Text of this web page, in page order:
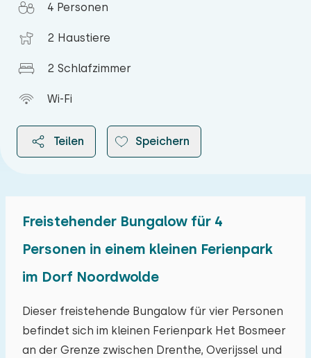
4 Personen
2 Haustiere
2 Schlafzimmer
Wi-Fi
Teilen Speichern
Freistehender Bungalow für 4
Personen in einem kleinen Ferienpark
im Dorf Noordwolde
Dieser freistehende Bungalow für vier Personen
befindet sich im kleinen Ferienpark Het Bosmeer
an der Grenze zwischen Drenthe, Overijssel und
August 2026
Mo Di Mi Do Fr Sa So
27 28 29 30 31 01 02